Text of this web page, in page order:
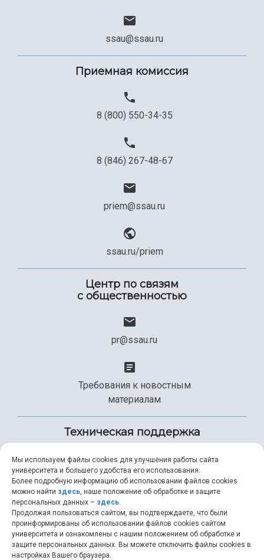
ssau@ssau.ru
Приемная комиссия
8 (800) 550-34-35
8 (846) 267-48-67
priem@ssau.ru
ssau.ru/priem
Центр по связям
с общественностью
pr@ssau.ru
Требования к новостным
материалам
Техническая поддержка
+7 (846) 267-49-99
help@ssau.ru
Мы используем файлы cookies для улучшения работы сайта
университета и большего удобства его использования.
Более подробную информацию об использовании файлов cookies
можно найти здесь, наше положение об обработке и защите
персональных данных – здесь.
Продолжая пользоваться сайтом, вы подтверждаете, что были
проинформированы об использовании файлов cookies сайтом
университета и ознакомлены с нашим положением об обработке и
защите персональных данных. Вы можете отключить файлы cookies в
настройках Вашего браузера.